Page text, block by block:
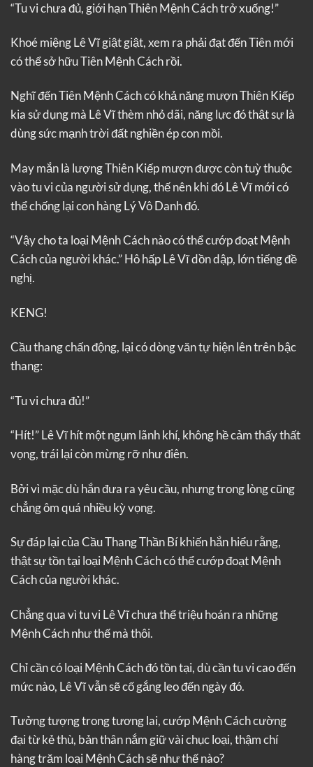
“Tu vi chưa đủ, giới hạn Thiên Mệnh Cách trở xuống!”
Khoé miệng Lê Vĩ giật giật, xem ra phải đạt đến Tiên mới
có thể sở hữu Tiên Mệnh Cách rồi.
Nghĩ đến Tiên Mệnh Cách có khả năng mượn Thiên Kiếp
kia sử dụng mà Lê Vĩ thèm nhỏ dãi, năng lực đó thật sự là
dùng sức mạnh trời đất nghiền ép con mồi.
May mắn là lượng Thiên Kiếp mượn được còn tuỳ thuộc
vào tu vi của người sử dụng, thế nên khi đó Lê Vĩ mới có
thể chống lại con hàng Lý Vô Danh đó.
“Vậy cho ta loại Mệnh Cách nào có thể cướp đoạt Mệnh
Cách của người khác.” Hô hấp Lê Vĩ dồn dập, lớn tiếng đề
nghị.
KENG!
Cầu thang chấn động, lại có dòng văn tự hiện lên trên bậc
thang:
“Tu vi chưa đủ!”
“Hít!” Lê Vĩ hít một ngụm lãnh khí, không hề cảm thấy thất
vọng, trái lại còn mừng rỡ như điên.
Bởi vì mặc dù hắn đưa ra yêu cầu, nhưng trong lòng cũng
chẳng ôm quá nhiều kỳ vọng.
Sự đáp lại của Cầu Thang Thần Bí khiến hắn hiểu rằng,
thật sự tồn tại loại Mệnh Cách có thể cướp đoạt Mệnh
Cách của người khác.
Chẳng qua vì tu vi Lê Vĩ chưa thể triệu hoán ra những
Mệnh Cách như thế mà thôi.
Chỉ cần có loại Mệnh Cách đó tồn tại, dù cần tu vi cao đến
mức nào, Lê Vĩ vẫn sẽ cố gắng leo đến ngày đó.
Tưởng tượng trong tương lai, cướp Mệnh Cách cường
đại từ kẻ thù, bản thân nắm giữ vài chục loại, thậm chí
hàng trăm loại Mệnh Cách sẽ như thế nào?